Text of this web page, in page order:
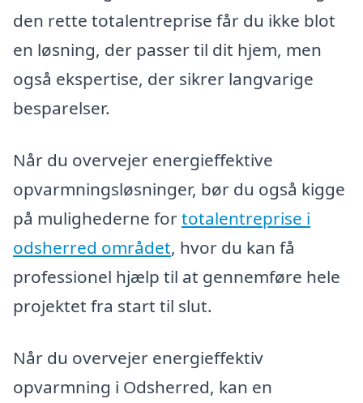
den rette totalentreprise får du ikke blot
en løsning, der passer til dit hjem, men
også ekspertise, der sikrer langvarige
besparelser.
Når du overvejer energieffektive
opvarmningsløsninger, bør du også kigge
på mulighederne fortotalentreprise i
odsherred området, hvor du kan få
professionel hjælp til at gennemføre hele
projektet fra start til slut.
Når du overvejer energieffektiv
opvarmning i Odsherred, kan en